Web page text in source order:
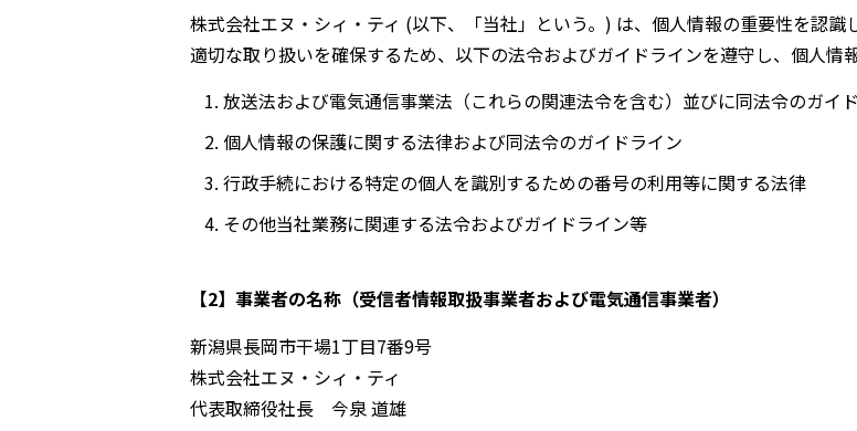
株式会社エヌ・シィ・ティ (以下、「当社」という。) は、個人情報の重要性を認
適切な取り扱いを確保するため、以下の法令およびガイドラインを遵守し、個人情
放送法および電気通信事業法（これらの関連法令を含む）並びに同法令のガイ
個人情報の保護に関する法律および同法令のガイドライン
行政手続における特定の個人を識別するための番号の利用等に関する法律
その他当社業務に関連する法令およびガイドライン等
【2】事業者の名称（受信者情報取扱事業者および電気通信事業者）
新潟県⾧岡市干場1丁目7番9号
株式会社エヌ・シィ・ティ
代表取締役社長 今泉 道雄